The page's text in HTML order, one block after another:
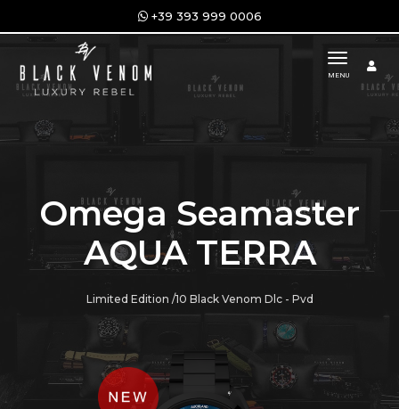
+39 393 999 0006
toggle
MENU
Omega Seamaster
AQUA TERRA
Limited Edition /10 Black Venom Dlc - Pvd